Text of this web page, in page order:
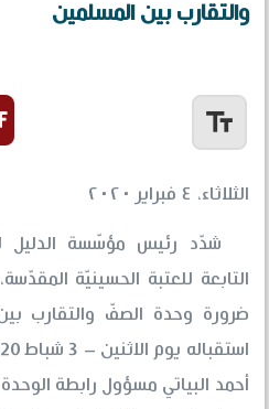
والتقارب بين المسلمين
text_fields
الثلاثاء، ٤ فبراير ٢٠٢٠
شدّد رئيس مؤسّسة الدليل
التابعة للعتبة الحسينيّة
ضرورة وحدة الصفّ والتقارب
أحمد البياتي مسؤول رابطة